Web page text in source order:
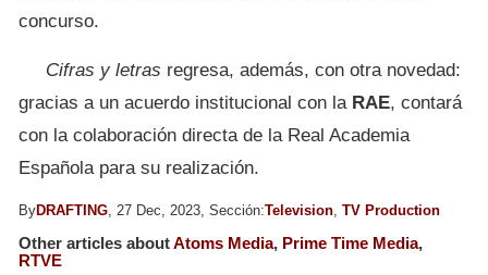
concurso.
Cifras y letras regresa, además, con otra novedad:
gracias a un acuerdo institucional con la RAE, contará
con la colaboración directa de la Real Academia
Española para su realización.
ByDRAFTING , 27 Dec, 2023, Sección:Television TV Production
Other articles aboutAtoms Media, Prime Time Media,
RTVE